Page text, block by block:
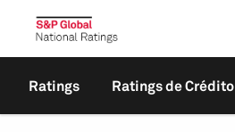
Ratings Ratings de Crédito